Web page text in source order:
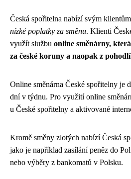
Česká spořitelna nabízí svým klientům
nízké poplatky za směnu. Klienti
využít službu online směnárny,
za české koruny a naopak z
Online směnárna České spořitelny je
dní v týdnu. Pro využití online
u České spořitelny a aktivované
Kromě směny zlotých nabízí Česká
jako je například zasílání peněz do
nebo výběry z bankomatů v Polsku.